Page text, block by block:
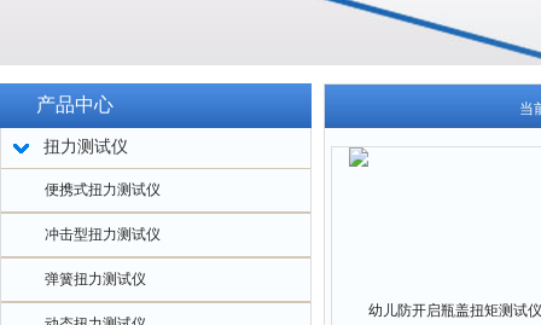
产品中心
扭力测试仪
便携式扭力测试仪
冲击型扭力测试仪
弹簧扭力测试仪
当